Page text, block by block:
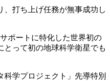
、打ち上げ任務が無事成功し
ポートに特化した世界初の
とって初の地球科学衛星でも
学プロジェクト」先導特別